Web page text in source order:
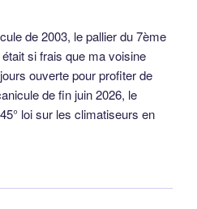
de 2003, le pallier du 7ème
si frais que ma voisine
ouverte pour profiter de
de fin juin 2026, le
loi sur les climatiseurs en